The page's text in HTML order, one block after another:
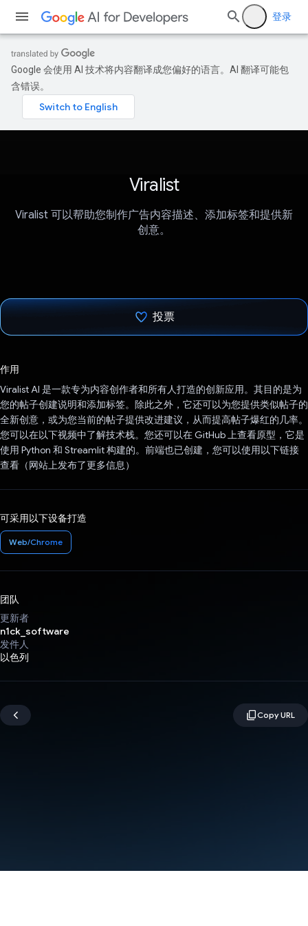
登录
Google 会使用 AI 技术将内容翻译成您偏好的语言。AI 翻译可能包
含错误。
Viralist
Viralist 可以帮助您制作广告内容描述、添加标签和提供新
创意。
投票
作用
Viralist AI 是一款专为内容创作者和所有人打造的创新应用。其目的是为
您的帖子创建说明和添加标签。除此之外，它还可以为您提供类似帖子的
全新创意，或为您当前的帖子提供改进建议，从而提高帖子爆红的几率。
您可以在以下视频中了解技术栈。您还可以在 GitHub 上查看原型，它是
使用 Python 和 Streamlit 构建的。前端也已创建，您可以使用以下链接
查看（网站上发布了更多信息）
可采用以下设备打造
Web/Chrome
团队
更新者
n1ck_software
发件人
以色列